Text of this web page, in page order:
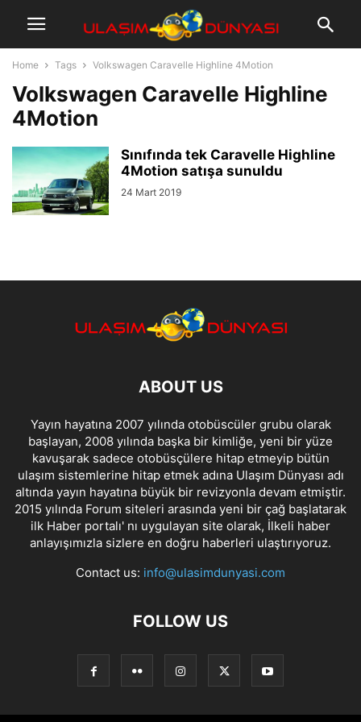
Home Tags Volkswagen Caravelle Highline 4Motion
Volkswagen Caravelle Highline
4Motion
Sınıfında tek Caravelle Highline
4Motion satışa sunuldu
24 Mart 2019
ABOUT US
Yayın hayatına 2007 yılında otobüscüler grubu olarak
başlayan, 2008 yılında başka bir kimliğe, yeni bir yüze
kavuşarak sadece otobüsçülere hitap etmeyip bütün
ulaşım sistemlerine hitap etmek adına Ulaşım Dünyası adı
altında yayın hayatına büyük bir revizyonla devam etmiştir.
2015 yılında Forum siteleri arasında yeni bir çağ başlatarak
ilk Haber portalı' nı uygulayan site olarak, İlkeli haber
anlayışımızla sizlere en doğru haberleri ulaştırıyoruz.
Contact us: info@ulasimdunyasi.com
FOLLOW US